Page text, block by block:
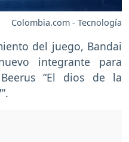
Colombia.com - Tecnología
del juego, Bandai
integrante para
“El dios de la